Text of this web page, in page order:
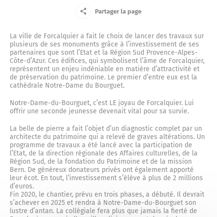
La défense passive
L’ancienne gendarmerie de Forcalquier
Marius l’imprimeur
Le Capitaine Alexandre
La concathédrale Notre-Dame-du-Bourguet
La citadelle
Le couvent des Cordeliers
La fontaine et la place Jeanne d’Arc
La place Saint-Michel
Le marché du lundi
Actes administratifs
Compte-rendus du Conseil municipal
Délibérations
Les arrêtés
Les décisions
Vos élus
Le maire
Conseil municipal
Le conseil municipal des Jeunes et des Enfants
Annuaire des commerces
Marchés publics
Petite enfance
Ecoles et cantine
Police municipale
Culture
Le musée municipal
Exposition permanente
Urbanisme
Centre de soins non programmés
Complexe sportif
Cour des artisans
Halte routière
Jardin d’enfants
Jeune
Entreprise
Ainé
Partager la page
La ville de Forcalquier a fait le choix de lancer des travaux sur
plusieurs de ses monuments grâce à l’investissement de ses
partenaires que sont l’Etat et la Région Sud Provence-Alpes-
Côte-d’Azur. Ces édifices, qui symbolisent l’âme de Forcalquier,
représentent un enjeu indéniable en matière d’attractivité et
de préservation du patrimoine. Le premier d’entre eux est la
cathédrale Notre-Dame du Bourguet.
Notre-Dame-du-Bourguet, c’est LE joyau de Forcalquier. Lui
offrir une seconde jeunesse devenait vital pour sa survie.
La belle de pierre a fait l’objet d’un diagnostic complet par un
architecte du patrimoine qui a relevé de graves altérations. Un
programme de travaux a été lancé avec la participation de
l’Etat, de la direction régionale des Affaires culturelles, de la
Région Sud, de la fondation du Patrimoine et de la mission
Bern. De généreux donateurs privés ont également apporté
leur écot. En tout, l’investissement s’élève à plus de 2 millions
d’euros.
Fin 2020, le chantier, prévu en trois phases, a débuté. Il devrait
s’achever en 2025 et rendra à Notre-Dame-du-Bourguet son
lustre d’antan. La collégiale fera plus que jamais la fierté de